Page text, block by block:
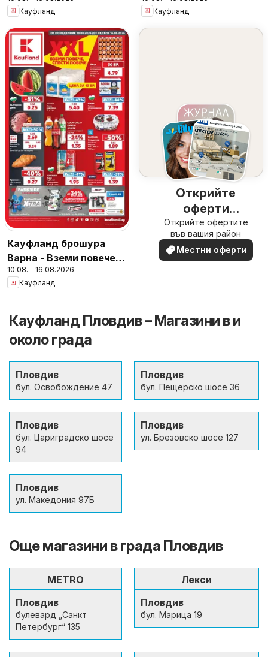
Кауфланд
Кауфланд
Кауфланд брошура
Варна - Вземи повече,
спести повече
10.08. - 16.08.2026
Кауфланд
Открийте
оферти
наблизо
Открийте офертите
във вашия район
Местни оферти
Кауфланд Пловдив – Магазини в и
около града
Пловдив
бул. Освобождение 47
Пловдив
бул. Пещерско шосе 36
Пловдив
бул. Цариградско шосе
94
Пловдив
ул. Брезовско шосе 127
Пловдив
ул. Македония 97Б
Още магазини в града Пловдив
METRO
Пловдив
булевард „Санкт
Петербург“ 135
Лекси
Пловдив
бул. Марица 19